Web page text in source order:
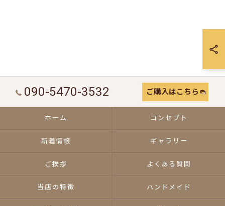
090-5470-3532 ご購入はこちら
ホーム コンセプト
新着情報 ギャラリー
ご挨拶 よくある質問
当店の特徴 ハンドメイド